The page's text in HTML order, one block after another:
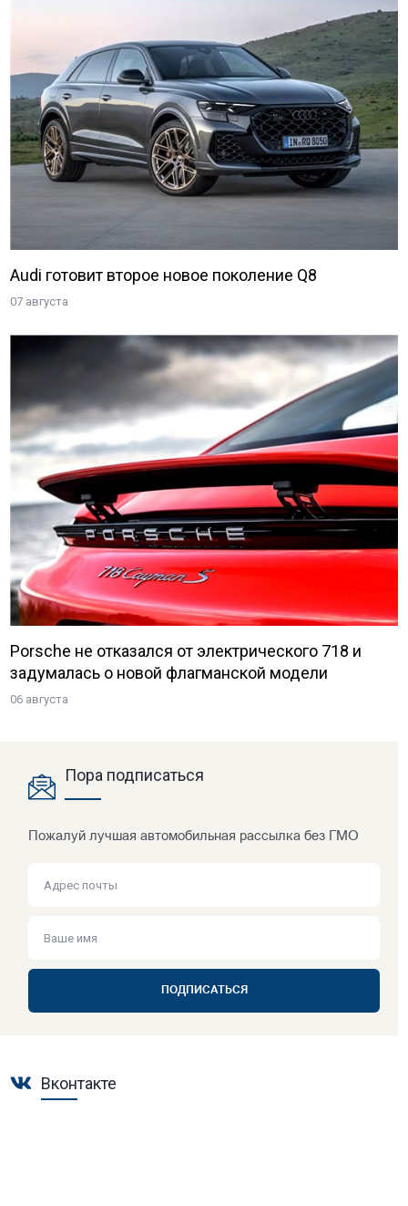
Audi готовит второе новое поколение Q8
07 августа
Porsche не отказался от электрического 718 и
задумалась о новой флагманской модели
06 августа
Пора подписаться
Пожалуй лучшая автомобильная рассылка без ГМО
ПОДПИСАТЬСЯ
Вконтакте